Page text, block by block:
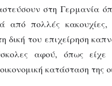
στη Γερμανία
πολλές κακουχίες,
δική του επιχείρηση
αφού, όπως
κατάσταση της